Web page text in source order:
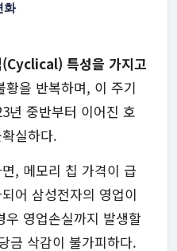
화
특성을 가지고
을 반복하며, 이 주기
년 중반부터 이어진 호
실하다.
, 메모리 칩 가격이 급
어 삼성전자의 영업이
영업손실까지 발생할
금 삭감이 불가피하다.